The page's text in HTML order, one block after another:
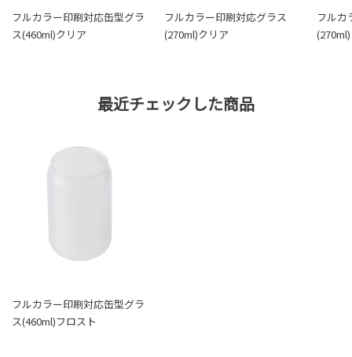
フルカラー印刷対応缶型グラ
ス(460ml)クリア
フルカラー印刷対応グラス
(270ml)クリア
フルカ
最近チェックした商品
フルカラー印刷対応缶型グラ
ス(460ml)フロスト